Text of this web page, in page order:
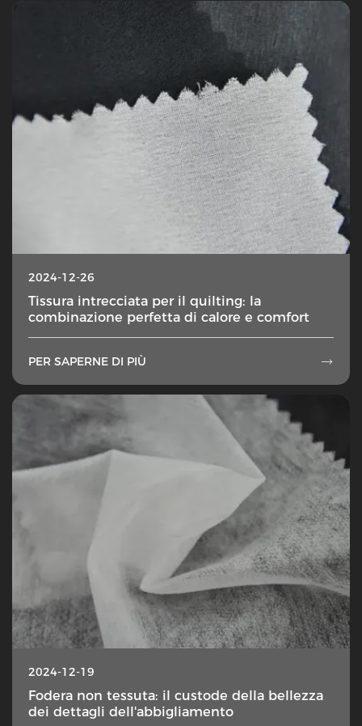
2024-12-26
Tissura intrecciata per il quilting: la
combinazione perfetta di calore e comfort
PER SAPERNE DI PIÙ 
2024-12-19
Fodera non tessuta: il custode della bellezza
dei dettagli dell'abbigliamento